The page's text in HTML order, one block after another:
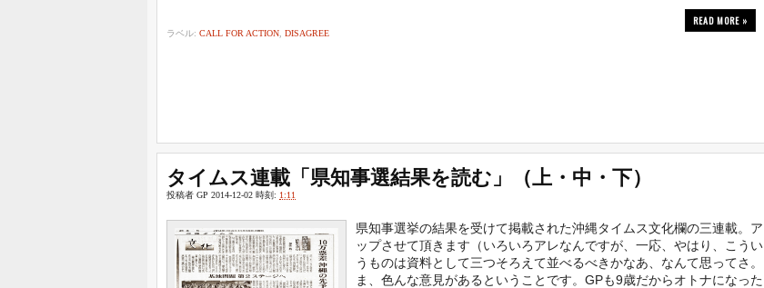
READ MORE »
ラベル: CALL FOR ACTION DISAGREE
タイムス連載「県知事選結果を読む」（上・中・下）
投稿者 GP 2014-12-02 時刻: 1:11
県知事選挙の結果を受けて掲載された沖縄タイムス文化欄の三連載。ア
ップさせて頂きます（いろいろアレなんですが、一応、やはり、こうい
うものは資料として三つそろえて並べるべきかなあ、なんて思ってさ。
ま、色んな意見があるということです。GPも9歳だからオトナになった